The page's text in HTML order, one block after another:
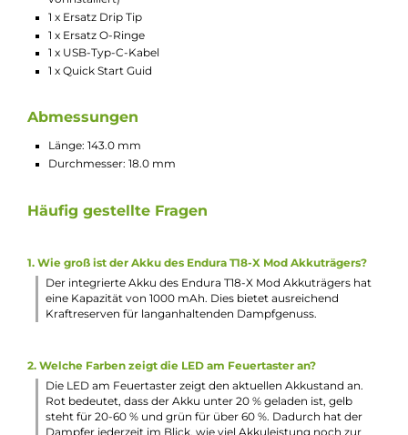
Schickes Kit im Pen-Style Look für ein MTL
mit zigarettenähnlichem Zug
Ideal geeignet für Umsteiger von der klassischen Zigarette
auf die E-Zigarette
Einfache Bedienung
ENDURA T18-X Akkustick
Material: Aluminium-Legierung
USB-Typ-C Anschluss mit 5 V / 0.5 A
Ergonomischer, ovaler Feuertaster
(Rot = unter 20 %, Gelb = 20-60 %, Grün = über 60 %)
15-Sekunden Zugdauerbegrenzung
Alle relevanten Schutzschaltungen an Bord
Standard 510er-Anschluss
Material: Edelstahl und Borosilikatglas
2.5 ml Tankvolumen
Komfortables Top-Fill
Wechselbares 510er Drip Tip